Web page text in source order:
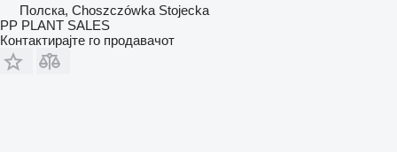
Полска, Choszczówka Stojecka
PP PLANT SALES
Контактирајте го продавачот